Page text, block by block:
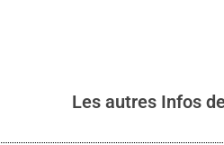
Les autres Infos